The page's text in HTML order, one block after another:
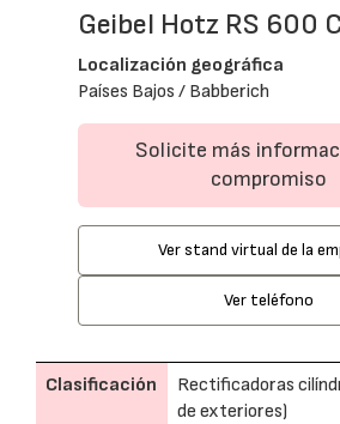
Geibel Hotz RS 600
Localización geográfica
Países Bajos / Babberich
Solicite más
compromiso
Ver stand virtual de la
Ver teléfono
Clasificación
Rectificadoras
de exteriores)